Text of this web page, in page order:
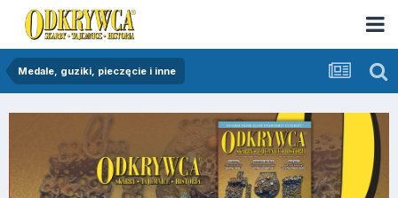
Medale, guziki, pieczęcie i inne